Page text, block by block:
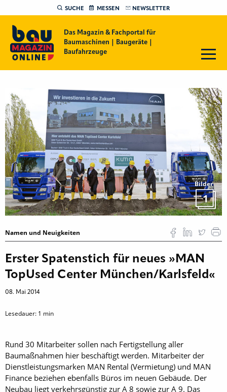
SUCHE MESSEN NEWSLETTER
Das Magazin & Fachportal für
Baumaschinen | Baugeräte |
Baufahrzeuge
Bilder
1
Namen und Neuigkeiten
Erster Spatenstich für neues »MAN
TopUsed Center München/Karlsfeld«
08. Mai 2014
Lesedauer: 1 min
Rund 30 Mitarbeiter sollen nach Fertigstellung aller
Baumaßnahmen hier beschäftigt werden. Mitarbeiter der
Dienstleistungsmarken MAN Rental (Vermietung) und MAN
Finance beziehen ebenfalls Büros im neuen Gebäude. Der
Neubau liegt verkehrsgünstig zur A 8 sowie zur A 9. Das